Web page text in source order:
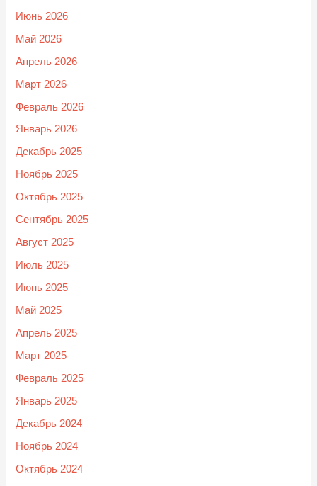
Июнь 2026
Май 2026
Апрель 2026
Март 2026
Февраль 2026
Январь 2026
Декабрь 2025
Ноябрь 2025
Октябрь 2025
Сентябрь 2025
Август 2025
Июль 2025
Июнь 2025
Май 2025
Апрель 2025
Март 2025
Февраль 2025
Январь 2025
Декабрь 2024
Ноябрь 2024
Октябрь 2024